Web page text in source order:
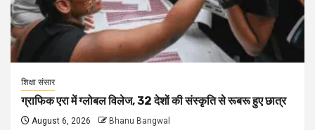
शिक्षा संसार
ग्राफिक एरा में ग्लोबल विलेज, 32 देशों की संस्कृति से रूबरू हुए छात्र
August 6, 2026 Bhanu Bangwal